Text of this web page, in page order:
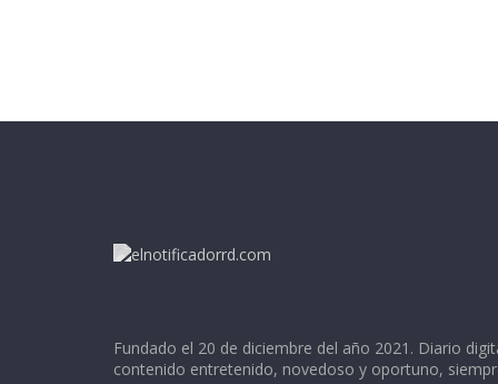
Fundado el 20 de diciembre del año 2021. Diario
contenido entretenido, novedoso y oportuno,